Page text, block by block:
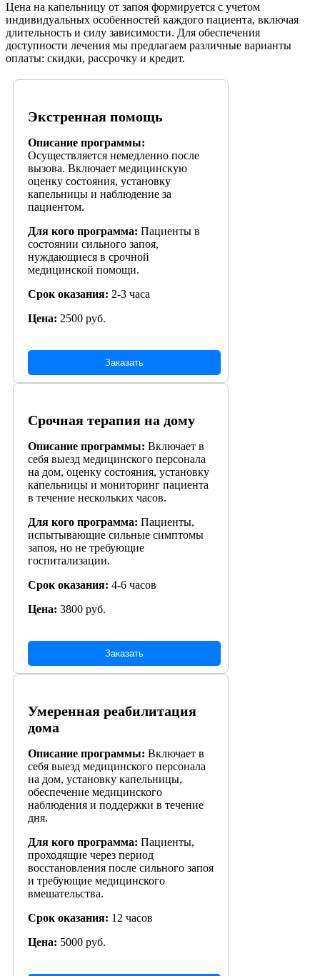
Цена на капельницу от запоя формируется с учетом
индивидуальных особенностей каждого пациента, включая
длительность и силу зависимости. Для обеспечения
доступности лечения мы предлагаем различные варианты
оплаты: скидки, рассрочку и кредит.
Экстренная помощь
Описание программы:
Осуществляется немедленно после
вызова. Включает медицинскую
оценку состояния, установку
капельницы и наблюдение за
пациентом.
Для кого программа: Пациенты в
состоянии сильного запоя,
нуждающиеся в срочной
медицинской помощи.
Срок оказания: 2-3 часа
Цена: 2500 руб.
Заказать
Срочная терапия на дому
Описание программы: Включает в
себя выезд медицинского персонала
на дом, оценку состояния, установку
капельницы и мониторинг пациента
в течение нескольких часов.
Для кого программа: Пациенты,
испытывающие сильные симптомы
запоя, но не требующие
госпитализации.
Срок оказания: 4-6 часов
Цена: 3800 руб.
Заказать
Умеренная реабилитация
дома
Описание программы: Включает в
себя выезд медицинского персонала
на дом, установку капельницы,
обеспечение медицинского
наблюдения и поддержки в течение
дня.
Для кого программа: Пациенты,
проходящие через период
восстановления после сильного запоя
и требующие медицинского
вмешательства.
Срок оказания: 12 часов
Цена: 5000 руб.